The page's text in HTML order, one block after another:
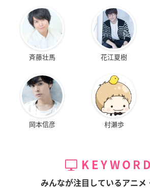
斉藤壮馬 花江夏樹
岡本信彦 村瀬歩
みんなが注目しているアニメ